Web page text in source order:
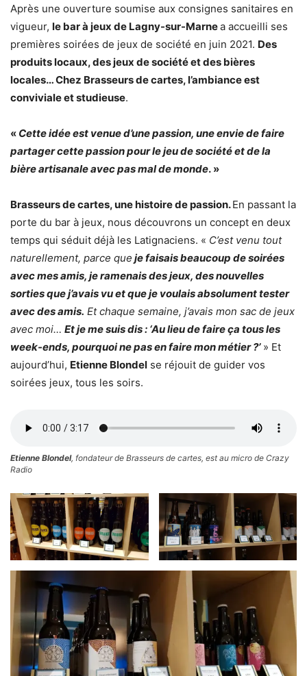
Après une ouverture soumise aux consignes sanitaires en
vigueur, le bar à jeux de Lagny-sur-Marnea accueilli ses
premières soirées de jeux de société en juin 2021. Des
produits locaux, des jeux de société et des bières
locales… Chez Brasseurs de cartes, l’ambiance est
conviviale et studieuse.
« Cette idée est venue d’une passion, une envie de faire
partager cette passion pour le jeu de société et de la
bière artisanale avec pas mal de monde. »
Brasseurs de cartes, une histoire de passion.En passant la
porte du bar à jeux, nous découvrons un concept en deux
temps qui séduit déjà les Latignaciens. « C’est venu tout
naturellement, parce que je faisais beaucoup de soirées
avec mes amis, je ramenais des jeux, des nouvelles
sorties que j’avais vu et que je voulais absolument tester
avec des amis. Et chaque semaine, j’avais mon sac de jeux
avec moi… Et je me suis dis : ‘Au lieu de faire ça tous les
week-ends, pourquoi ne pas en faire mon métier ?’» Et
aujourd’hui, Etienne Blondel se réjouit de guider vos
soirées jeux, tous les soirs.
Etienne Blondel, fondateur de Brasseurs de cartes, est au micro de Crazy
Radio